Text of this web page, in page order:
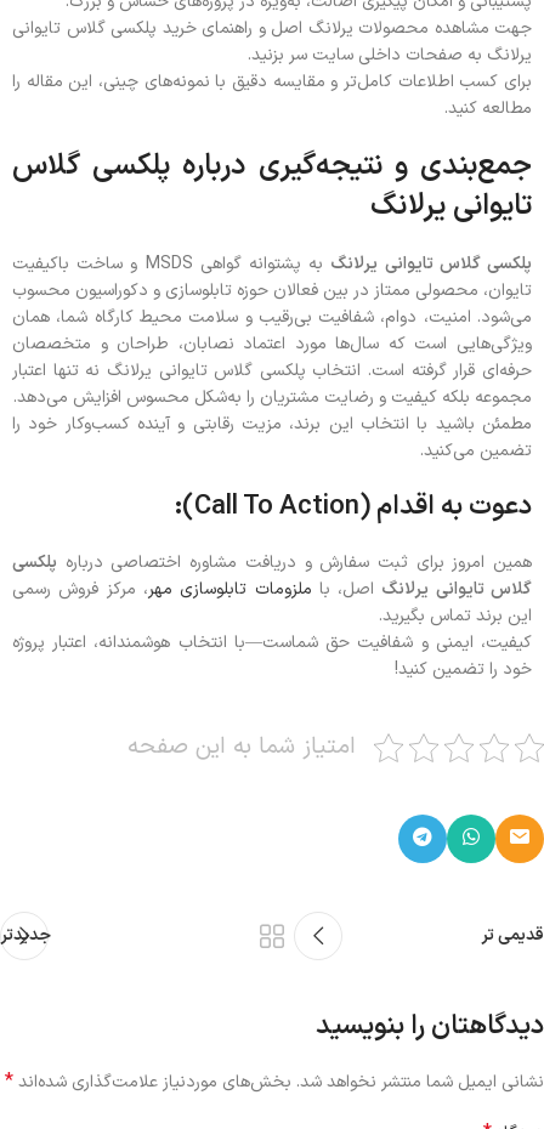
جهت مشاهده محصولات یرلانگ اصل و راهنمای خرید پلکسی گلاس تایوانی
یرلانگ به صفحات داخلی سایت سر بزنید.
برای کسب اطلاعات کامل‌تر و مقایسه دقیق با نمونه‌های چینی، این مقاله را
مطالعه کنید.
جمع‌بندی و نتیجه‌گیری درباره پلکسی گلاس
تایوانی یرلانگ
پلکسی گلاس تایوانی یرلانگ
به پشتوانه گواهی MSDS و ساخت باکیفیت
تایوان، محصولی ممتاز در بین فعالان حوزه تابلوسازی و دکوراسیون محسوب
می‌شود. امنیت، دوام، شفافیت بی‌رقیب و سلامت محیط کارگاه شما، همان
ویژگی‌هایی است که سال‌ها مورد اعتماد نصابان، طراحان و متخصصان
حرفه‌ای قرار گرفته است. انتخاب پلکسی گلاس تایوانی یرلانگ نه تنها اعتبار
مجموعه بلکه کیفیت و رضایت مشتریان را به‌شکل محسوس افزایش می‌دهد.
مطمئن باشید با انتخاب این برند، مزیت رقابتی و آینده کسب‌وکار خود را
تضمین می‌کنید.
دعوت به اقدام (Call To Action):
همین امروز برای ثبت سفارش و دریافت مشاوره اختصاصی درباره پلکسی
گلاس تایوانی یرلانگ اصل، با ملزومات تابلوسازی مهر، مرکز فروش رسمی
این برند تماس بگیرید.
کیفیت، ایمنی و شفافیت حق شماست—با انتخاب هوشمندانه، اعتبار پروژه
خود را تضمین کنید!
امتیاز شما به این صفحه
جدیدتر قدیمی تر
دیدگاهتان را بنویسید
نشانی ایمیل شما منتشر نخواهد شد. بخش‌های موردنیاز علامت‌گذاری شده‌اند*